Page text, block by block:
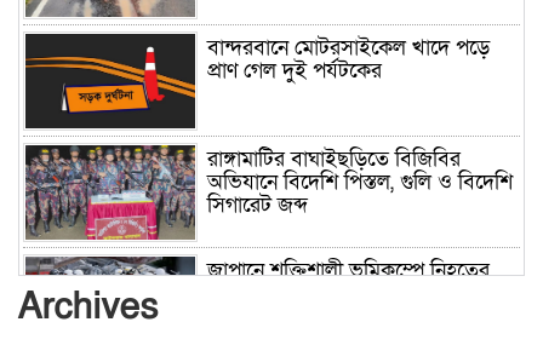
বান্দরবানে মোটরসাইকেল খাদে পড়ে
প্রাণ গেল দুই পর্যটকের
রাঙ্গামাটির বাঘাইছড়িতে বিজিবির
অভিযানে বিদেশি পিস্তল, গুলি ও বিদেশি
সিগারেট জব্দ
জাপানে শক্তিশালী ভূমিকম্পে নিহতের
Archives